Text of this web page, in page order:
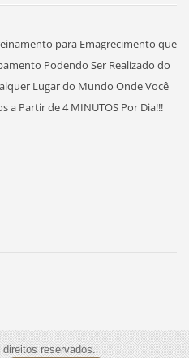
para Emagrecimento que
Podendo Ser Realizado do
Lugar do Mundo Onde Você
a Partir de 4 MINUTOS Por Dia!!!
reservados.